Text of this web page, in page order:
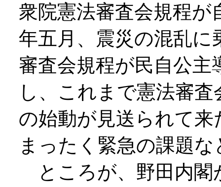
衆院憲法審査会規程が
年五月、震災の混乱
審査会規程が民自公
し、これまで憲法審
の始動が見送られて
まったく緊急の課題
ところが、野田内閣